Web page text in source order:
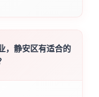
，静安区有适合的